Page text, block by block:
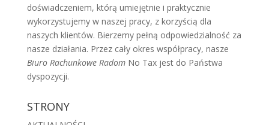
doświadczeniem, którą umiejętnie i praktycznie
wykorzystujemy w naszej pracy, z korzyścią dla
naszych klientów. Bierzemy pełną odpowiedzialność za
nasze działania. Przez cały okres współpracy, nasze
Biuro Rachunkowe RadomNo Tax jest do Państwa
dyspozycji.
STRONY